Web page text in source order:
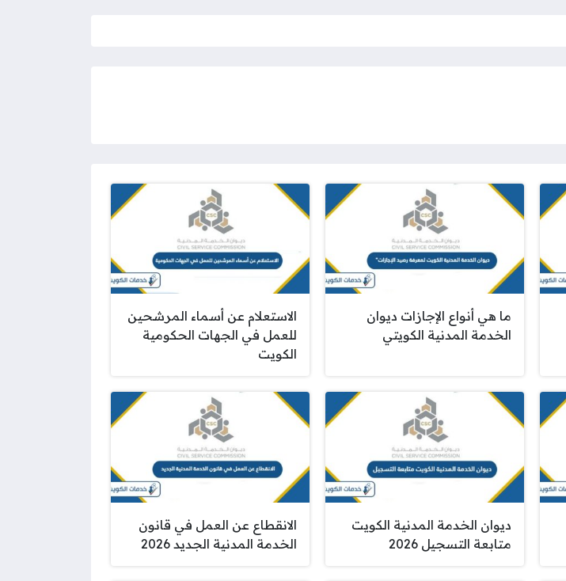
ما هي أنواع الإجازات ديوان
الخدمة المدنية الكويتي
الاستعلام عن أسماء المرشحين
للعمل في الجهات الحكومية
الكويت
ديوان الخدمة المدنية الكويت
متابعة التسجيل 2026
الانقطاع عن العمل في قانون
الخدمة المدنية الجديد 2026